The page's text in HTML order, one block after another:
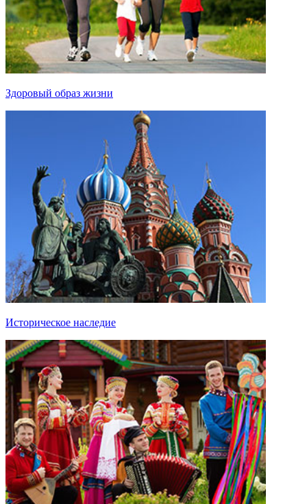
Здоровый образ жизни
Историческое наследие